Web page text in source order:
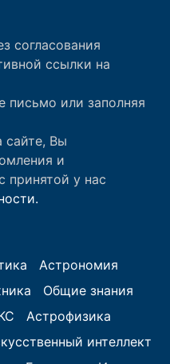
согласования
ссылки на
письмо или заполняя
сайте, Вы
и
принятой у нас
Астрономия
Общие знания
Астрофизика
интеллект